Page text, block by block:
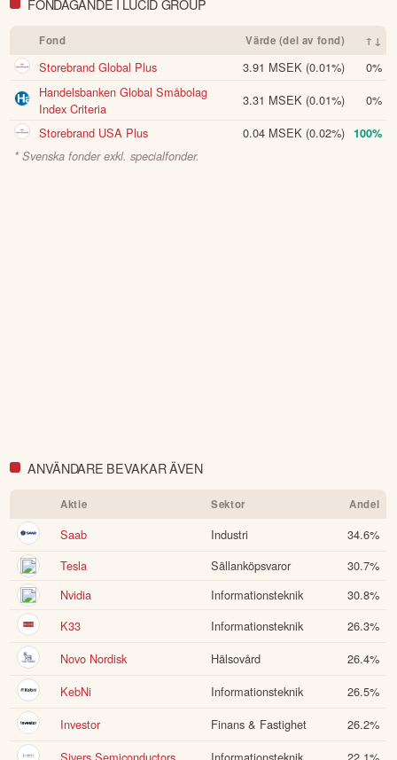
FONDÄGANDE I LUCID GROUP
Fond Värde (del av fond) ↑↓
Storebrand Global Plus 3.91 MSEK (0.01%)
0%
Handelsbanken Global Småbolag
Index Criteria
3.31 MSEK (0.01%)
0%
Storebrand USA Plus
0.04 MSEK (0.02%) 100%
* Svenska fonder exkl. specialfonder.
ANVÄNDARE BEVAKAR ÄVEN
Aktie Sektor Andel
Saab Industri 34.6%
Tesla
Sällanköpsvaror 30.7%
Nvidia
Informationsteknik 30.8%
K33
Informationsteknik 26.3%
Novo Nordisk
Hälsovård 26.4%
KebNi
Informationsteknik 26.5%
Investor
Finans & Fastighet 26.2%